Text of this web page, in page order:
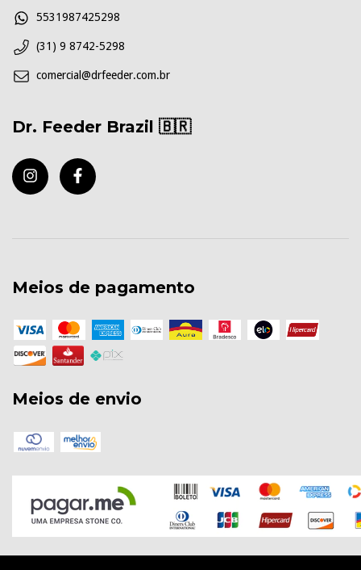
5531987425298
(31) 9 8742-5298
comercial@drfeeder.com.br
Dr. Feeder Brazil 🇧🇷
Meios de pagamento
Meios de envio